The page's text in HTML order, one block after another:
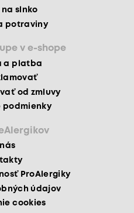
slnko
potraviny
v e-shope
a platba
od zmluvy
podmienky
ProAlergiky
údajov
cookies